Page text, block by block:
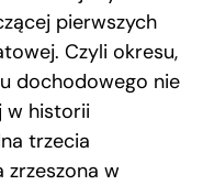
pierwszych
Czyli okresu,
dochodowego nie
w historii
trzecia
w